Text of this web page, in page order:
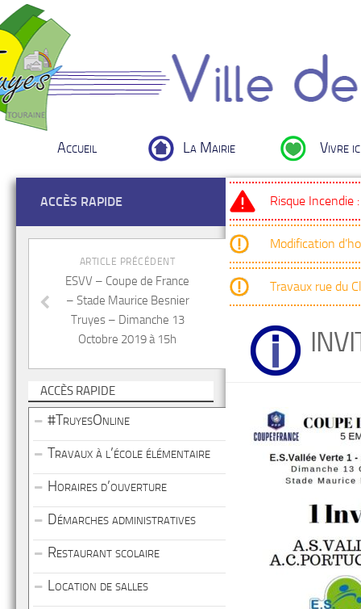
Accueil La Mairie Vivre
Risque Incendie
Modification
Travaux rue du
ACCÈS RAPIDE
ARTICLE PRÉCÉDENT
ESVV – Coupe de France
– Stade Maurice Besnier
Truyes – Dimanche 13
Octobre 2019 à 15h
ACCÈS RAPIDE
#TruyesOnline
Travaux à l’école élémentaire
Horaires d’ouverture
Démarches administratives
Restaurant scolaire
Location de salles